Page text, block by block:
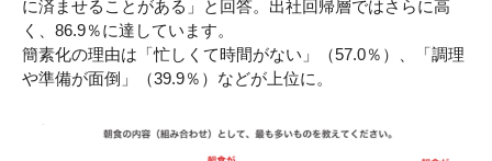
に済ませることがある」と回答。出社回帰層ではさらに高
く、86.9％に達しています。
簡素化の理由は「忙しくて時間がない」（57.0％）、「調理
や準備が面倒」（39.9％）などが上位に。